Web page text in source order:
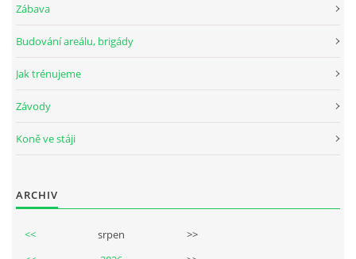
Zábava
Budování areálu, brigády
Jak trénujeme
Závody
Koně ve stáji
ARCHIV
<< srpen
>>